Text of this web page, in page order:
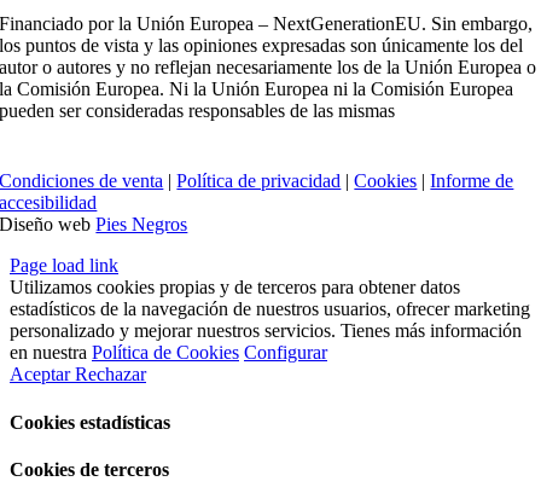
Financiado por la Unión Europea – NextGenerationEU. Sin embargo,
los puntos de vista y las opiniones expresadas son únicamente los del
autor o autores y no reflejan necesariamente los de la Unión Europea o
la Comisión Europea. Ni la Unión Europea ni la Comisión Europea
pueden ser consideradas responsables de las mismas
Condiciones de venta |Política de privacidad |Cookies |Informe de
accesibilidad
Diseño webPies Negros
Page load link
Utilizamos cookies propias y de terceros para obtener datos
estadísticos de la navegación de nuestros usuarios, ofrecer marketing
personalizado y mejorar nuestros servicios. Tienes más información
en nuestra Política de Cookies Configurar
AceptarRechazar
Cookies estadísticas
Cookies de terceros